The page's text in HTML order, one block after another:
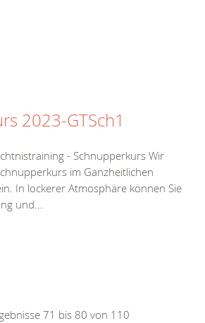
2023-GTSch1
- Schnupperkurs Wir
im Ganzheitlichen
In lockerer Atmosphäre können Sie
und...
71 bis 80 von 110